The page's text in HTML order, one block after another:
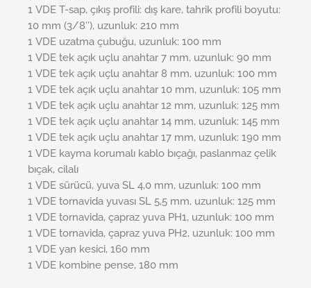
1 VDE T-sap, çıkış profili: dış kare, tahrik profili boyutu:
10 mm (3/8″), uzunluk: 210 mm
1 VDE uzatma çubuğu, uzunluk: 100 mm
1 VDE tek açık uçlu anahtar 7 mm, uzunluk: 90 mm
1 VDE tek açık uçlu anahtar 8 mm, uzunluk: 100 mm
1 VDE tek açık uçlu anahtar 10 mm, uzunluk: 105 mm
1 VDE tek açık uçlu anahtar 12 mm, uzunluk: 125 mm
1 VDE tek açık uçlu anahtar 14 mm, uzunluk: 145 mm
1 VDE tek açık uçlu anahtar 17 mm, uzunluk: 190 mm
1 VDE kayma korumalı kablo bıçağı, paslanmaz çelik
bıçak, cilalı
1 VDE sürücü, yuva SL 4,0 mm, uzunluk: 100 mm
1 VDE tornavida yuvası SL 5,5 mm, uzunluk: 125 mm
1 VDE tornavida, çapraz yuva PH1, uzunluk: 100 mm
1 VDE tornavida, çapraz yuva PH2, uzunluk: 100 mm
1 VDE yan kesici, 160 mm
1 VDE kombine pense, 180 mm